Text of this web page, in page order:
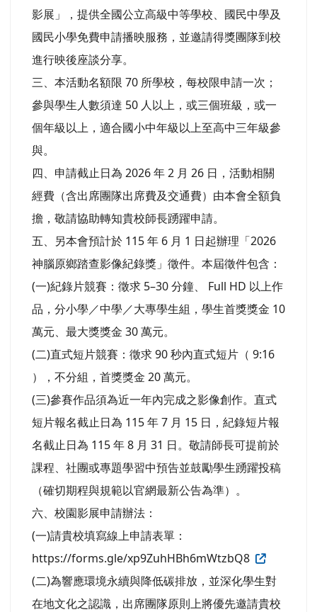
影展」，提供全國公立高級中等學校、國民中學及
國民小學免費申請播映服務，並邀請得獎團隊到校
進行映後座談分享。
三、本活動名額限 70 所學校，每校限申請一次；
參與學生人數須達 50 人以上，或三個班級，或一
個年級以上，適合國小中年級以上至高中三年級參
與。
四、申請截止日為 2026 年 2 月 26 日，活動相關
經費（含出席團隊出席費及交通費）由本會全額負
擔，敬請協助轉知貴校師長踴躍申請。
五、另本會預計於 115 年 6 月 1 日起辦理「2026
神腦原鄉踏查影像紀錄獎」徵件。本屆徵件包含：
(一)紀錄片競賽：徵求 5–30 分鐘、 Full HD 以上作
品，分小學／中學／大專學生組，學生首獎獎金 10
萬元、最大獎獎金 30 萬元。
(二)直式短片競賽：徵求 90 秒內直式短片（ 9:16
），不分組，首獎獎金 20 萬元。
(三)參賽作品須為近一年內完成之影像創作。直式
短片報名截止日為 115 年 7 月 15 日，紀錄短片報
名截止日為 115 年 8 月 31 日。敬請師長可提前於
課程、社團或專題學習中預告並鼓勵學生踴躍投稿
（確切期程與規範以官網最新公告為準）。
六、校園影展申請辦法：
(一)請貴校填寫線上申請表單：
https://forms.gle/xp9ZuhHBh6mWtzbQ8
(二)為響應環境永續與降低碳排放，並深化學生對
在地文化之認識，出席團隊原則上將優先邀請貴校